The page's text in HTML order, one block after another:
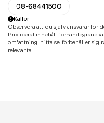
08-68441500
Källor
Observera att du själv ansvarar för
Publicerat innehåll
omfattning. hitta.se förbehåller sig
relevanta.